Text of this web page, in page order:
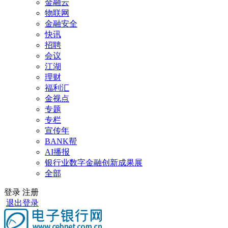
金融云
物联网
金融安全
快讯
招聘
会议
江湖
理财
福利汇
金视点
专题
专栏
宣传年
BANK帮
AI播报
银行业数字金融创新成果展
全部
登录 注册
退出登录